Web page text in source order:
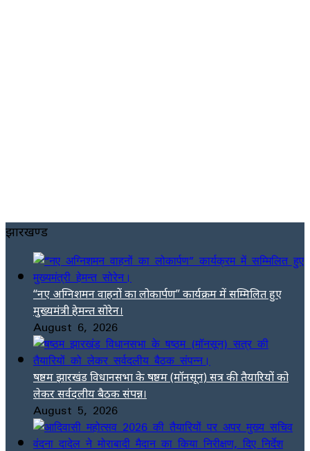
झारखण्ड
“नए अग्निशमन वाहनों का लोकार्पण” कार्यक्रम में सम्मिलित हुए
मुख्यमंत्री हेमन्त सोरेन।
August 6, 2026
षष्ठम झारखंड विधानसभा के षष्ठम (मॉनसून) सत्र की तैयारियों को
लेकर सर्वदलीय बैठक संपन्न।
August 5, 2026